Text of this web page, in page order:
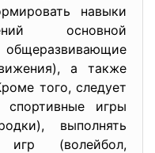
навыки
основной
а также
того, следует
игры
выполнять
игр (волейбол,